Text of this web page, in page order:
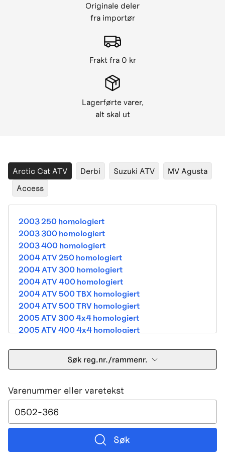
Originale deler
fra importør
Frakt fra 0 kr
Lagerførte varer,
alt skal ut
Arctic Cat ATV Derbi Suzuki ATV
MV Agusta
Access
2003 250 homologiert
2003 300 homologiert
2003 400 homologiert
2004 ATV 250 homologiert
2004 ATV 300 homologiert
2004 ATV 400 homologiert
2004 ATV 500 TBX homologiert
2004 ATV 500 TRV homologiert
2005 ATV 300 4x4 homologiert
2005 ATV 400 4x4 homologiert
2005 ATV 500 TRV homologiert
2005 ATV 500i 4x4A homologiert
2005 DVX 400 street homologiert
2006 250 Utility Street Legal
2006 400 Street Legal
2006 400 3in1 Street Legal
2006 400 dvx street-2x4 homologated b390b
2006 500 4x4A Street Legal
Søk reg.nr./rammenr.
Varenummer eller varetekst
Søk